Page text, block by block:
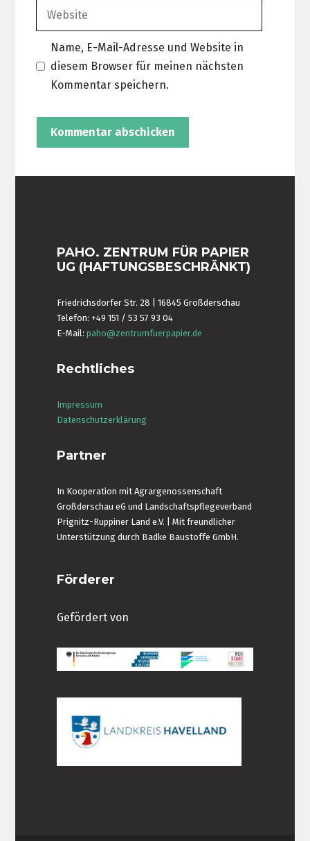
Adresse
Website
Name, E-Mail-Adresse und Website in
diesem Browser für meinen nächsten
Kommentar speichern.
PAHO. ZENTRUM FÜR PAPIER
UG (HAFTUNGSBESCHRÄNKT)
Friedrichsdorfer Str. 28 | 16845 Großderschau
Telefon: +49 151 / 53 57 93 04
E-Mail:paho@zentrumfuerpapier.de
Rechtliches
Impressum
Datenschutzerklärung
Partner
In Kooperation mit Agrargenossenschaft
Großderschau eG und Landschaftspflegeverband
Prignitz-Ruppiner Land e.V. | Mit freundlicher
Unterstützung durch Badke Baustoffe GmbH.
Förderer
Gefördert von